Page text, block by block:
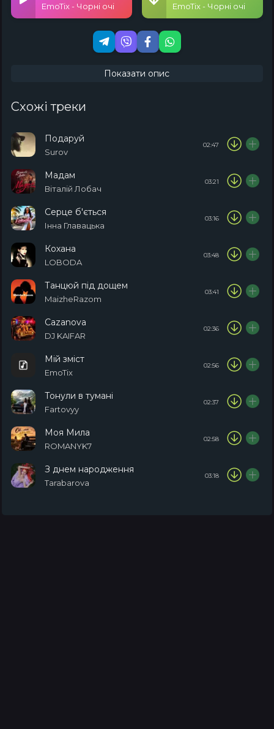
EmoTix - Чорні очі EmoTix - Чорні очі
Показати опис
Схожі треки
Подаруй
Surov
02:47
Мадам
Віталій Лобач
03:21
Серце б'ється
Інна Главацька
03:16
Кохана
LOBODA
03:48
Танцюй під дощем
MaizheRazom
03:41
Cazanova
DJ KAIFAR
02:36
Мій зміст
EmoTix
02:56
Тонули в тумані
Fartovyy
02:37
Моя Мила
ROMANYK7
02:58
З днем народження
Tarabarova
03:18